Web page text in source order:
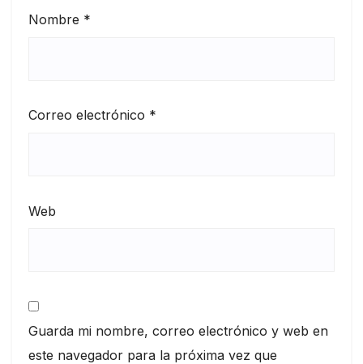
Nombre *
Correo electrónico *
Web
Guarda mi nombre, correo electrónico y web en
este navegador para la próxima vez que